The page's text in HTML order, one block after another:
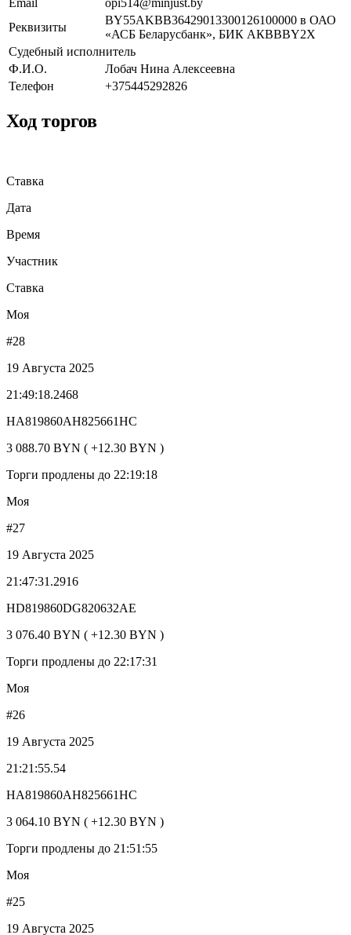
Реквизиты
BY55AKBB36429013300126100000 в ОАО
«АСБ Беларусбанк», БИК АКВВВY2X
Судебный исполнитель
Ф.И.О.
Лобач Нина Алексеевна
Телефон
+375445292826
Ход торгов
Ставка
Дата
Время
Участник
Ставка
Моя
#28
19 Августа 2025
21:49:18.2468
HA819860AH825661HC
3 088.70 BYN ( +12.30 BYN )
Торги продлены до 22:19:18
Моя
#27
19 Августа 2025
21:47:31.2916
HD819860DG820632AE
3 076.40 BYN ( +12.30 BYN )
Торги продлены до 22:17:31
Моя
#26
19 Августа 2025
21:21:55.54
HA819860AH825661HC
3 064.10 BYN ( +12.30 BYN )
Торги продлены до 21:51:55
Моя
#25
19 Августа 2025